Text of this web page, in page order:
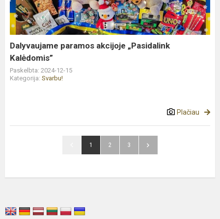
Kalėdomis”
Dalyvaujame paramos akcijoje „Pasidalink
Kalėdomis”
Paskelbta: 2024-12-15
Kategorija: Svarbu!
Plačiau
1 2 3